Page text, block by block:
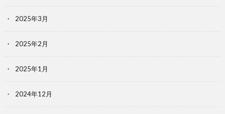
2025年3月
2025年2月
2025年1月
2024年12月